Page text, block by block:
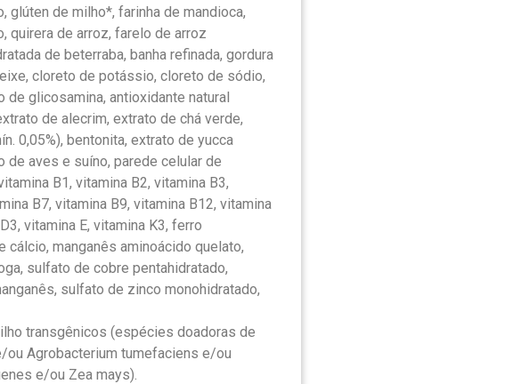
glúten de milho*, farinha de mandioca,
quirera de arroz, farelo de arroz
de beterraba, banha refinada, gordura
cloreto de potássio, cloreto de sódio,
glicosamina, antioxidante natural
de alecrim, extrato de chá verde,
0,05%), bentonita, extrato de yucca
de aves e suíno, parede celular de
B1, vitamina B2, vitamina B3,
B7, vitamina B9, vitamina B12, vitamina
vitamina E, vitamina K3, ferro
cálcio, manganês aminoácido quelato,
sulfato de cobre pentahidratado,
sulfato de zinco monohidratado,
transgênicos (espécies doadoras de
ou Agrobacterium tumefaciens e/ou
e/ou Zea mays).